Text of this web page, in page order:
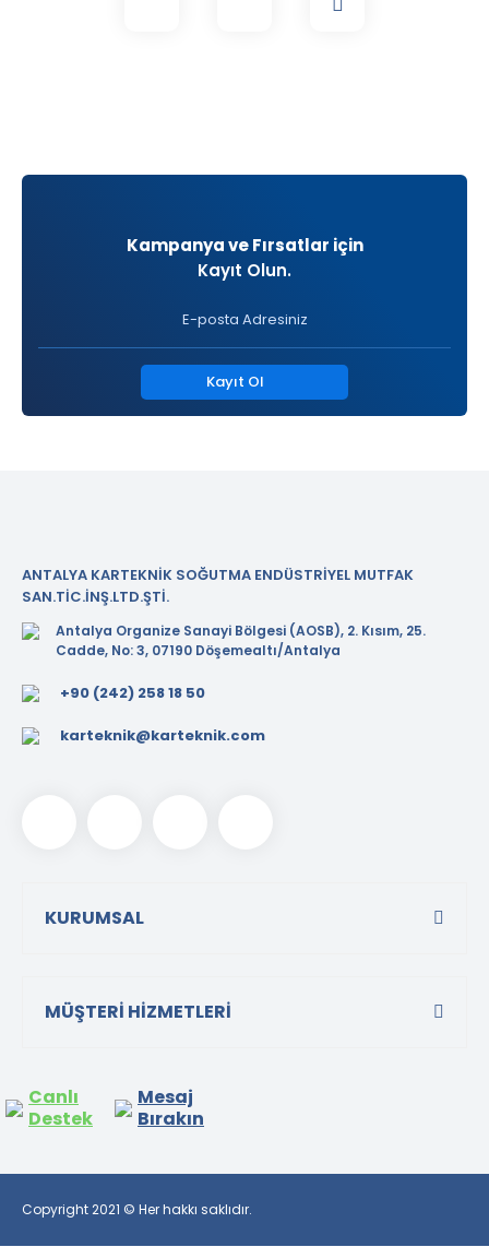
Kampanya ve Fırsatlar için
Kayıt Olun.
Kayıt Ol
ANTALYA KARTEKNİK SOĞUTMA ENDÜSTRİYEL MUTFAK
SAN.TİC.İNŞ.LTD.ŞTİ.
Antalya Organize Sanayi Bölgesi (AOSB), 2. Kısım, 25.
Cadde, No: 3, 07190 Döşemealtı/Antalya
+90 (242) 258 18 50
karteknik@karteknik.com
KURUMSAL
MÜŞTERİ HİZMETLERİ
Canlı
Destek
Mesaj
Bırakın
Copyright 2021 © Her hakkı saklıdır.